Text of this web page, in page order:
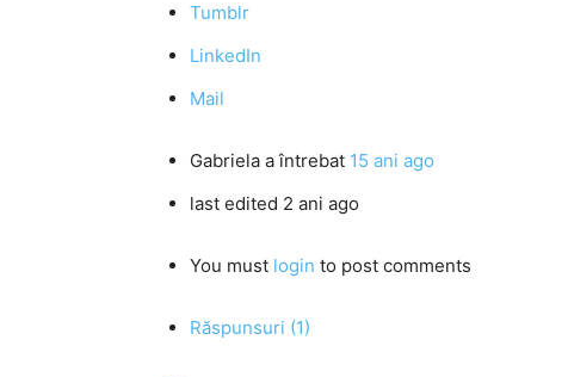
Tumblr
LinkedIn
Mail
Gabriela a întrebat 15 ani ago
last edited 2 ani ago
You must login to post comments
Răspunsuri (1)